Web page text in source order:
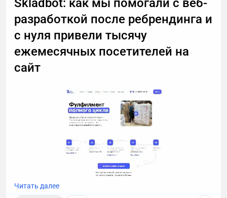
Skladbot: как мы помогали с веб-
разработкой после ребрендинга и
с нуля привели тысячу
ежемесячных посетителей на
сайт
Сегодня расскажем о SEO-кейсе от LZ.Media.
Читать далее